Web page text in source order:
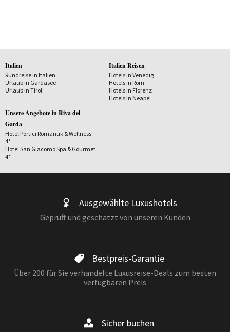
Italien
Rundreise in Italien
Urlaub in Gardasee
Urlaub in Tirol
Italien Reisen
Hotels in Venedig
Hotels in Rom
Hotels in Florenz
Hotels in Neapel
Unsere Angebote in Riva del
Garda
Hotel Portici Romantik & Wellness
4*
Hotel San Giacomo Spa & Gourmet
4*
Ausgewählte Luxushotels
Geprüft und geschätzt von unseren Kunden
Bestpreis-Garantie
Über 200 für Sie verhandelte Luxusreise-Deals zum besten
verfügbaren Preis
Sicher buchen